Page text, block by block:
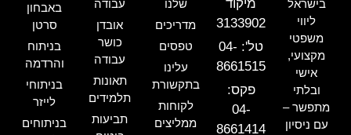
בישראל
ליווי
משפטי
מקצועי,
אישי
ובלתי
מתפשר –
עם ניסיון
שלנו
מדריכים
טפסים
עלינו
בתקשורת
לקוחות
ממליצים
עבודה
אובדן
כושר
עבודה
תאונות
תלמידים
תביעות
באבחון
סרטן
בניתוח
והרדמה
בניתוחי
לייזר
בניתוחים
מיקוד
3133902
טל': 04-
8661515
פקס:
04-
8661414